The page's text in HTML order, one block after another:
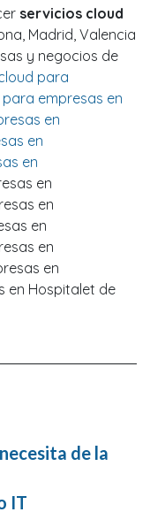
servicios cloud
Madrid, Valencia
y negocios de
para
empresas en
en
en
en
en
en
en
en
en
en Hospitalet de
de la
IT